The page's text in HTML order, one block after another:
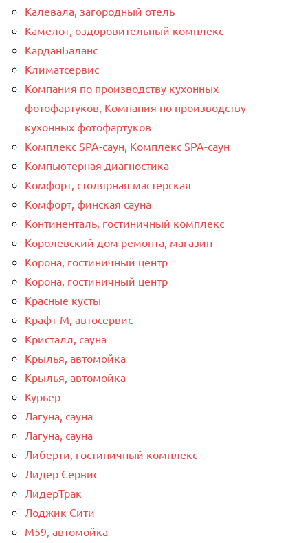
Калевала, загородный отель
Камелот, оздоровительный комплекс
КарданБаланс
Климатсервис
Компания по производству кухонных
фотофартуков, Компания по производству
кухонных фотофартуков
Комплекс SPA-саун, Комплекс SPA-саун
Компьютерная диагностика
Комфорт, столярная мастерская
Комфорт, финская сауна
Континенталь, гостиничный комплекс
Королевский дом ремонта, магазин
Корона, гостиничный центр
Корона, гостиничный центр
Красные кусты
Крафт-М, автосервис
Кристалл, сауна
Крылья, автомойка
Крылья, автомойка
Курьер
Лагуна, сауна
Лагуна, сауна
Либерти, гостиничный комплекс
Лидер Сервис
ЛидерТрак
Лоджик Сити
М59, автомойка